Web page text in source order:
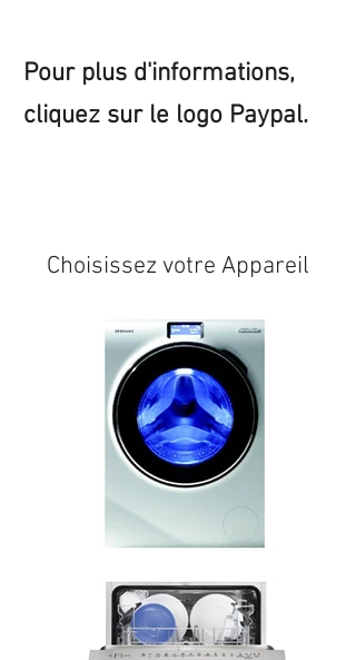
Pour plus d'informations,
cliquez sur le logo Paypal.
Choisissez votre Appareil